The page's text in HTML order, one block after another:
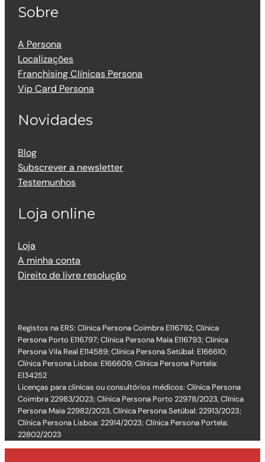
Sobre
A Persona
Localizações
Franchising Clínicas Persona
Vip Card Persona
Novidades
Blog
Subscrever a newsletter
Testemunhos
Loja online
Loja
A minha conta
Direito de livre resolução
Registos na ERS: Clínica Persona Coimbra E116792; Clínica
Persona Porto E116797; Clínica Persona Maia E116793; Clínica
Persona Vila Real E114589; Clínica Persona Setúbal: E166610;
Clínica Persona Lisboa: E166609; Clínica Persona Portela:
E134252
Licenças para clinicas ou consultórios médicos: Clínica Persona
Coimbra 22983/2023; Clínica Persona Porto 22978/2023, Clínica
Persona Maia 22982/2023, Clínica Persona Setúbal: 22913/2023;
Clínica Persona Lisboa: 22914/2023; Clínica Persona Portela:
22802/2023